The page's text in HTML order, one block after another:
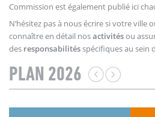
Commission est également publié ici
N’hésitez pas à nous écrire si votre ville
connaître en détail nosactivitésou
des responsabilitésspécifiques au sein
PLAN 2026